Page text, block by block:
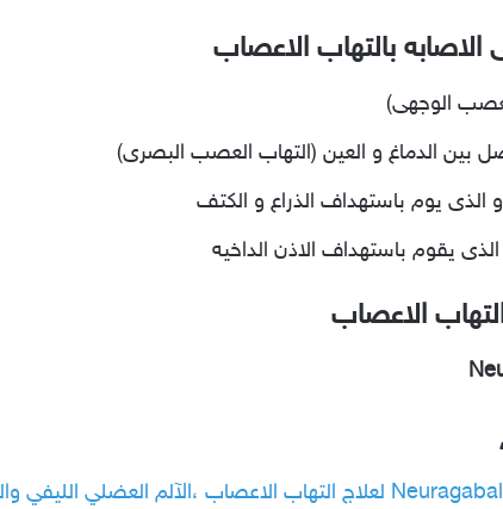
الاصابه بالتهاب الاعصاب
الوجهى)
بين الدماغ و العين (التهاب العصب البصرى)
يوم باستهداف الذراع و الكتف
يقوم باستهداف الاذن الداخيه
الاعصاب